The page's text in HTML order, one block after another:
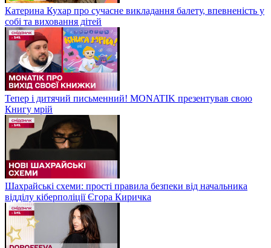
Катерина Кухар про сучасне викладання балету, впевненість у
собі та виховання дітей
Тепер і дитячий письменний! MONATIK презентував свою
Книгу мрій
Шахрайські схеми: прості правила безпеки від начальника
відділу кіберполіції Єгора Киричка